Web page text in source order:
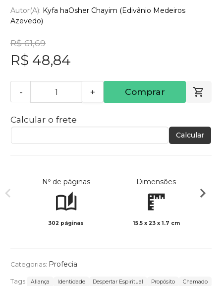
Autor(a): Kyfa haOsher Chayim (Edivânio Medeiros
Azevedo)
R$ 61,69
R$ 48,84
- + Comprar
Calcular o frete
Calcular
Nº de páginas
302 páginas
Dimensões
15.5 x 23 x 1.7 cm
Categorias: Profecia
Tags: Aliança Identidade Despertar Espiritual Propósito
Chamado